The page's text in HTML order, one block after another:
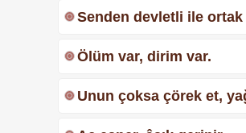
Senden devletli ile ortak
Ölüm var, dirim var.
Unun çoksa çörek et,